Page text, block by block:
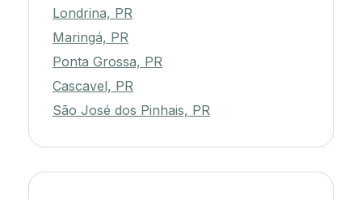
Londrina, PR
Maringá, PR
Ponta Grossa, PR
Cascavel, PR
São José dos Pinhais, PR